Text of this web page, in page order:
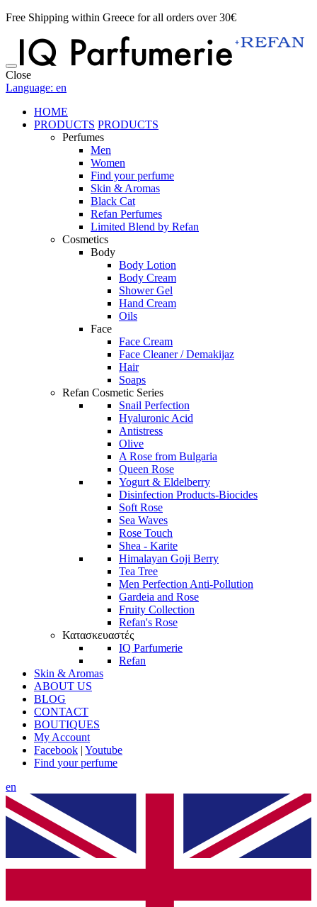
Free Shipping within Greece for all orders over 30€
Close
Language: en
HOME
PRODUCTS PRODUCTS
Perfumes
Men
Women
Find your perfume
Skin & Aromas
Black Cat
Refan Perfumes
Limited Blend by Refan
Cosmetics
Body
Body Lotion
Body Cream
Shower Gel
Hand Cream
Oils
Face
Face Cream
Face Cleaner / Demakijaz
Hair
Soaps
Refan Cosmetic Series
Snail Perfection
Hyaluronic Acid
Antistress
Olive
A Rose from Bulgaria
Queen Rose
Yogurt & Eldelberry
Disinfection Products-Biocides
Soft Rose
Sea Waves
Rose Touch
Shea - Karite
Himalayan Goji Berry
Tea Tree
Men Perfection Anti-Pollution
Gardeia and Rose
Fruity Collection
Refan's Rose
Κατασκευαστές
IQ Parfumerie
Refan
Skin & Aromas
ABOUT US
BLOG
CONTACT
BOUTIQUES
My Account
Facebook | Youtube
Find your perfume
en